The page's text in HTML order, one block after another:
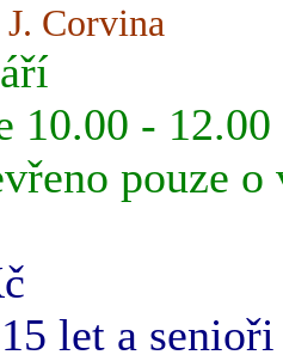
Corvina
10.00 -
pouze o
let a